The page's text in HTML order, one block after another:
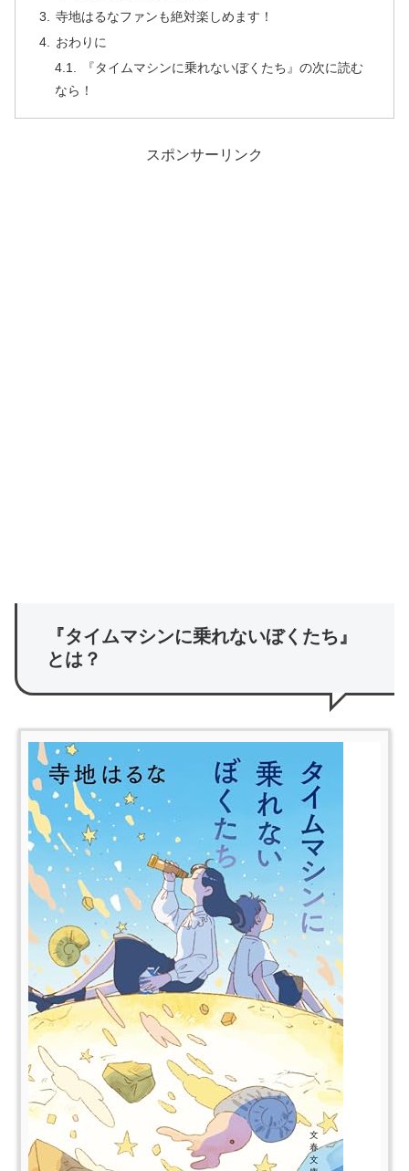
寺地はるなファンも絶対楽しめます！
おわりに
『タイムマシンに乗れないぼくたち』の次に読む
なら！
スポンサーリンク
『タイムマシンに乗れないぼくたち』
とは？